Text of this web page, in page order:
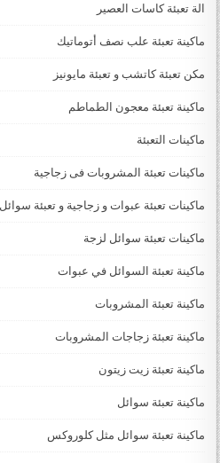
الة تعبئة كاسات العصير
ماكينة تعبئة علب نصف أتوماتيك
مكن تعبئة كاتشب و تعبئة مايونيز
ماكينة تعبئة معجون الطماطم
ماكينات التعبئة
ماكينات تعبئة المشروبات فى زجاجية
ماكينات تعبئة عبوات و زجاجية و تعبئة
ماكينات تعبئة سوائل لزجة
‏‏‏ماكينة تعبئة السوائل في عبوات
ماكينة تعبئة المشروبات
ماكينة تعبئة زجاجات المشروبات
ماكينة تعبئة زيت زيتون
ماكينة تعبئة سوائل
ماكينة تعبئة سوائل مثل كلوروكس